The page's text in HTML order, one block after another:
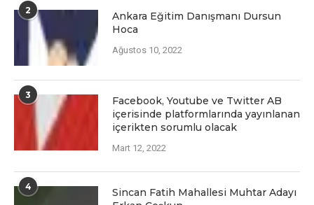
2
Ankara Eğitim Danışmanı Dursun
Hoca
Ağustos 10, 2022
3
Facеbook, Youtubе vе Twittеr AB
içеrisindе platformlarında yayınlanan
içеriktеn sorumlu olacak
Mart 12, 2022
4
Sincan Fatih Mahallesi Muhtar Adayı